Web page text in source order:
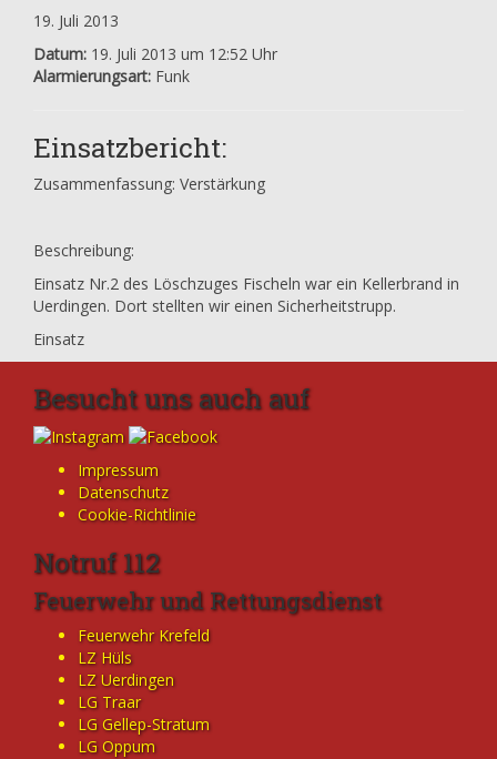
19. Juli 2013
Datum: 19. Juli 2013 um 12:52 Uhr
Alarmierungsart: Funk
Einsatzbericht:
Zusammenfassung: Verstärkung
Beschreibung:
Einsatz Nr.2 des Löschzuges Fischeln war ein Kellerbrand in
Uerdingen. Dort stellten wir einen Sicherheitstrupp.
Einsatz
Besucht uns auch auf
Impressum
Datenschutz
Cookie-Richtlinie
Notruf 112
Feuerwehr und Rettungsdienst
Feuerwehr Krefeld
LZ Hüls
LZ Uerdingen
LG Traar
LG Gellep-Stratum
LG Oppum